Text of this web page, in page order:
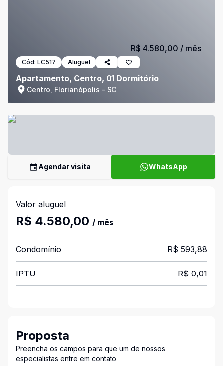
Cód: LC517 Aluguel
Apartamento, Centro, 01 Dormitório
Centro, Florianópolis - SC
R$ 4.580,00 / mês
Agendar visita WhatsApp
Valor aluguel
R$ 4.580,00 / mês
Condomínio R$ 593,88
IPTU R$ 0,01
Proposta
Preencha os campos para que um de nossos
especialistas entre em contato